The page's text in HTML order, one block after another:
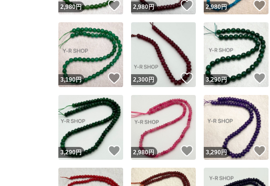
2,980円 いいね！
2,980円 いいね！
2,980円
3,190円 いいね！
2,300円 いいね！
3,290円
3,290円 いいね！
2,980円 いいね！
3,290円